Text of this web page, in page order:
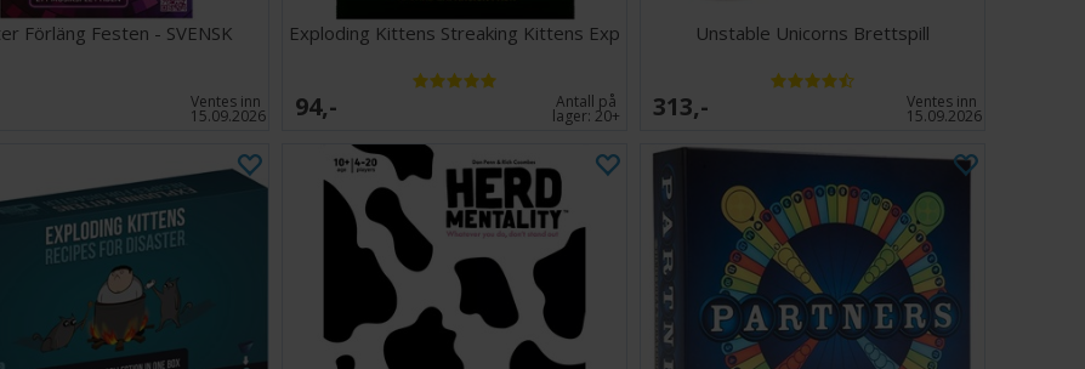
Förläng Festen - SVENSK
Ventes inn
15.09.2026
Exploding Kittens Streaking Kittens Exp
94,- Antall på
lager:20+
Unstable Unicorns Brettspill
313,- Ventes inn
15.09.2026